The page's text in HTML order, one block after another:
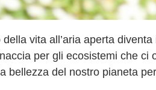
vita all’aria aperta
per gli ecosistemi che ci
bellezza del nostro pianeta